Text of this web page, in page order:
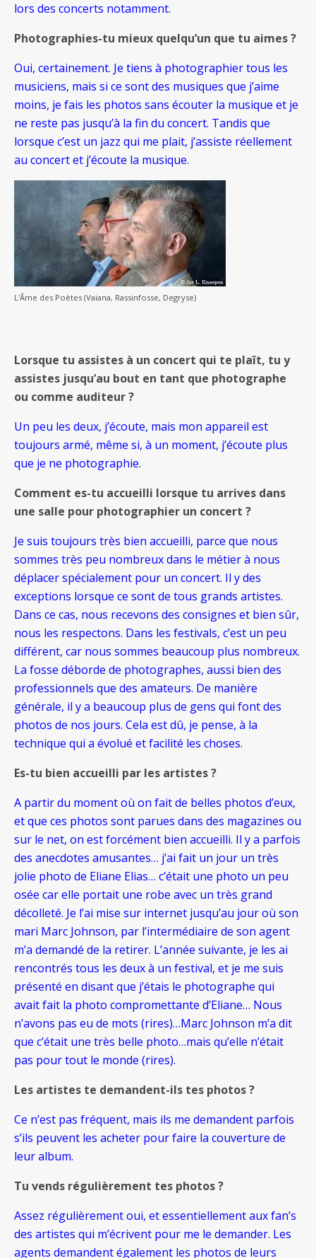
lors des concerts notamment.
Photographies-tu mieux quelqu’un que tu aimes ?
Oui, certainement. Je tiens à photographier tous les
musiciens, mais si ce sont des musiques que j’aime
moins, je fais les photos sans écouter la musique et je
ne reste pas jusqu’à la fin du concert. Tandis que
lorsque c’est un jazz qui me plait, j’assiste réellement
au concert et j’écoute la musique.
L'Âme des Poètes (Vaiana, Rassinfosse, Degryse)
Lorsque tu assistes à un concert qui te plaît, tu y
assistes jusqu’au bout en tant que photographe
ou comme auditeur ?
Un peu les deux, j’écoute, mais mon appareil est
toujours armé, même si, à un moment, j’écoute plus
que je ne photographie.
Comment es-tu accueilli lorsque tu arrives dans
une salle pour photographier un concert ?
Je suis toujours très bien accueilli, parce que nous
sommes très peu nombreux dans le métier à nous
déplacer spécialement pour un concert. Il y des
exceptions lorsque ce sont de tous grands artistes.
Dans ce cas, nous recevons des consignes et bien sûr,
nous les respectons. Dans les festivals, c’est un peu
différent, car nous sommes beaucoup plus nombreux.
La fosse déborde de photographes, aussi bien des
professionnels que des amateurs. De manière
générale, il y a beaucoup plus de gens qui font des
photos de nos jours. Cela est dû, je pense, à la
technique qui a évolué et facilité les choses.
Es-tu bien accueilli par les artistes ?
A partir du moment où on fait de belles photos d’eux,
et que ces photos sont parues dans des magazines ou
sur le net, on est forcément bien accueilli. Il y a parfois
des anecdotes amusantes… j’ai fait un jour un très
jolie photo de Eliane Elias… c’était une photo un peu
osée car elle portait une robe avec un très grand
décolleté. Je l’ai mise sur internet jusqu’au jour où son
mari Marc Johnson, par l’intermédiaire de son agent
m’a demandé de la retirer. L’année suivante, je les ai
rencontrés tous les deux à un festival, et je me suis
présenté en disant que j’étais le photographe qui
avait fait la photo compromettante d’Eliane… Nous
n’avons pas eu de mots (rires)…Marc Johnson m’a dit
que c’était une très belle photo…mais qu’elle n’était
pas pour tout le monde (rires).
Les artistes te demandent-ils tes photos ?
Ce n’est pas fréquent, mais ils me demandent parfois
s’ils peuvent les acheter pour faire la couverture de
leur album.
Tu vends régulièrement tes photos ?
Assez régulièrement oui, et essentiellement aux fan’s
des artistes qui m’écrivent pour me le demander. Les
agents demandent également les photos de leurs